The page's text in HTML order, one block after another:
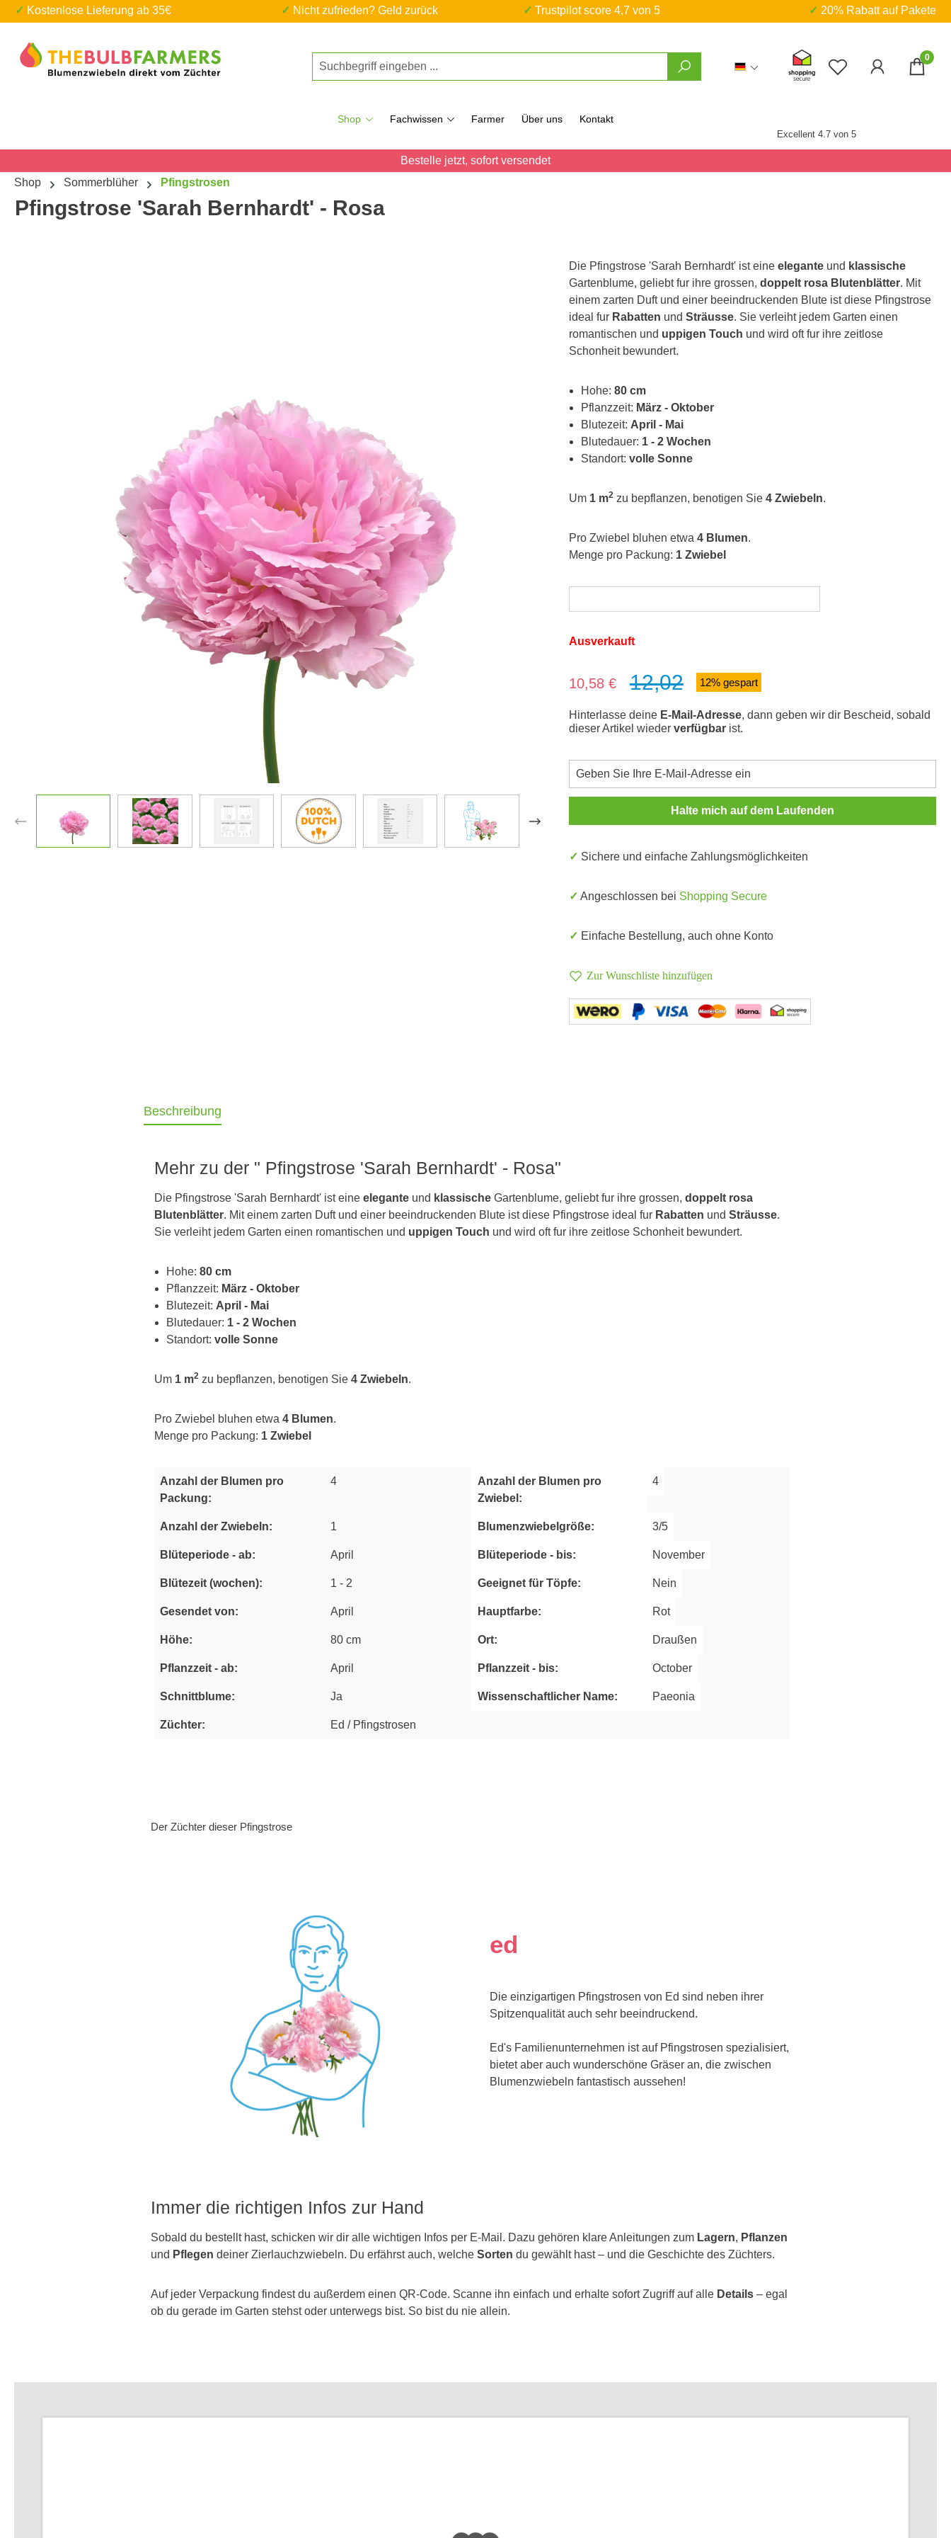
Hauptinhalt springen
Zur Suche springen
✓ Kostenlose Lieferung ab 35€ ✓ Nicht zufrieden? Geld zurück ✓ Trustpilot score 4,7 von 5 ✓ 20% Rabatt auf Pakete
Du hast 0 0
Shop Fachwissen Farmer Über uns Kontakt
Excellent 4.7 von 5
Bestelle jetzt, sofort versendet
Shop
Sommerblüher Pfingstrosen
Pfingstrose 'Sarah Bernhardt' - Rosa
Ausverkauft
Verkaufspreis:
10,58 € 12,02 12% gespart
Hinterlasse deine E-Mail-Adresse, dann geben wir dir Bescheid, sobald
dieser Artikel wieder verfügbarist.
Halte mich auf dem Laufenden
✓ Sichere und einfache Zahlungsmöglichkeiten
✓ Angeschlossen bei Shopping Secure
✓ Einfache Bestellung, auch ohne Konto
Zur Wunschliste hinzufügen
Die Pfingstrose 'Sarah Bernhardt' ist eine eleganteund klassische
Gartenblume, geliebt fur ihre grossen, doppelt rosa Blutenblätter. Mit
einem zarten Duft und einer beeindruckenden Blute ist diese Pfingstrose
ideal fur Rabatten und Sträusse. Sie verleiht jedem Garten einen
romantischen und uppigen Touch und wird oft fur ihre zeitlose
Schonheit bewundert.
Hohe: 80 cm
Pflanzzeit: März - Oktober
Blutezeit: April - Mai
Blutedauer: 1 - 2 Wochen
Standort: volle Sonne
Um 1 m2zu bepflanzen, benotigen Sie 4 Zwiebeln.
Pro Zwiebel bluhen etwa 4 Blumen.
Menge pro Packung: 1 Zwiebel
Beschreibung
Mehr zu der " Pfingstrose 'Sarah Bernhardt' - Rosa"
Die Pfingstrose 'Sarah Bernhardt' ist eine elegante und klassische Gartenblume, geliebt fur ihre grossen, doppelt rosa
Blutenblätter. Mit einem zarten Duft und einer beeindruckenden Blute ist diese Pfingstrose ideal fur Rabatten und Sträusse.
Sie verleiht jedem Garten einen romantischen und uppigen Touch und wird oft fur ihre zeitlose Schonheit bewundert.
Hohe: 80 cm
Pflanzzeit: März - Oktober
Blutezeit: April - Mai
Blutedauer: 1 - 2 Wochen
Standort: volle Sonne
Um 1 m2 zu bepflanzen, benotigen Sie 4 Zwiebeln.
Pro Zwiebel bluhen etwa 4 Blumen.
Menge pro Packung: 1 Zwiebel
Anzahl der Blumen pro
Packung:
4
Anzahl der Blumen pro
Zwiebel:
4
Anzahl der Zwiebeln: 1 Blumenzwiebelgröße: 3/5
Blüteperiode - ab: April Blüteperiode - bis: November
Blütezeit (wochen): 1 - 2 Geeignet für Töpfe: Nein
Gesendet von: April Hauptfarbe: Rot
Höhe: 80 cm Ort: Draußen
Pflanzzeit - ab: April Pflanzzeit - bis: October
Schnittblume: Ja Wissenschaftlicher Name: Paeonia
Züchter: Ed / Pfingstrosen
Der Züchter dieser Pfingstrose
ed
Die einzigartigen Pfingstrosen von Ed sind neben ihrer
Spitzenqualität auch sehr beeindruckend.
Ed's Familienunternehmen ist auf Pfingstrosen spezialisiert,
bietet aber auch wunderschöne Gräser an, die zwischen
Blumenzwiebeln fantastisch aussehen!
Immer die richtigen Infos zur Hand
Sobald du bestellt hast, schicken wir dir alle wichtigen Infos per E-Mail. Dazu gehören klare Anleitungen zum Lagern, Pflanzen
und Pflegen deiner Zierlauchzwiebeln. Du erfährst auch, welche Sorten du gewählt hast – und die Geschichte des Züchters.
Auf jeder Verpackung findest du außerdem einen QR-Code. Scanne ihn einfach und erhalte sofort Zugriff auf alle Details – egal
ob du gerade im Garten stehst oder unterwegs bist. So bist du nie allein.
Newsletter
Erhalte eine ordentliche Portion Inspiration und Tipps von unseren Bauern.
Anmelden